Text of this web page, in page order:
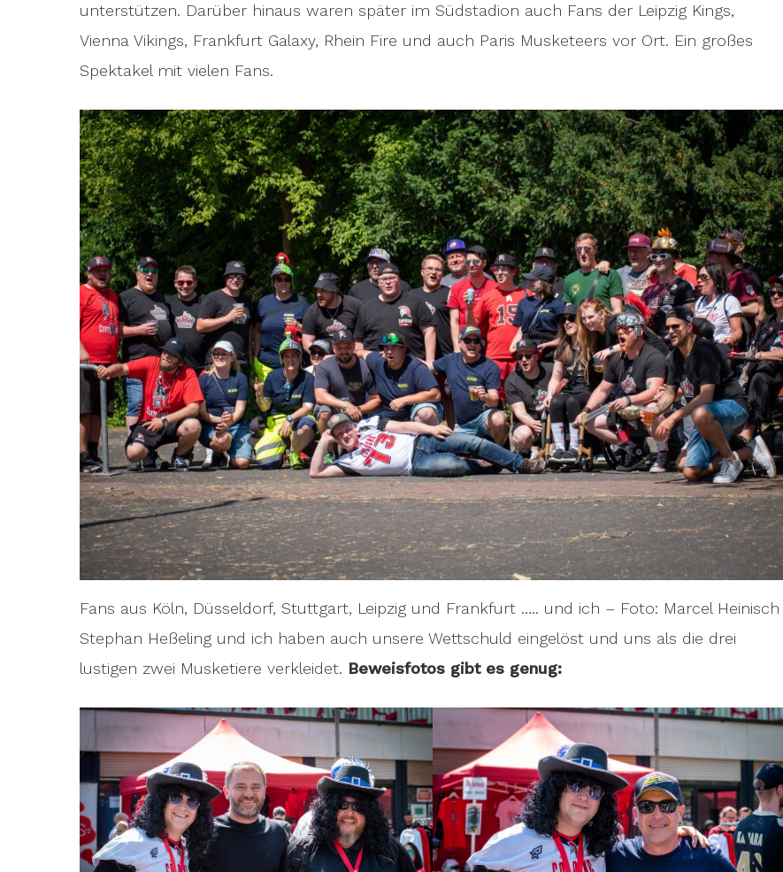
unterstützen. Darüber hinaus waren später im Südstadion auch Fans der Leipzig Kings,
Vienna Vikings, Frankfurt Galaxy, Rhein Fire und auch Paris Musketeers vor Ort. Ein großes
Spektakel mit vielen Fans.
Fans aus Köln, Düsseldorf, Stuttgart, Leipzig und Frankfurt ….. und ich – Foto: Marcel Heinisch
Stephan Heßeling und ich haben auch unsere Wettschuld eingelöst und uns als die drei
lustigen zwei Musketiere verkleidet. Beweisfotos gibt es genug: